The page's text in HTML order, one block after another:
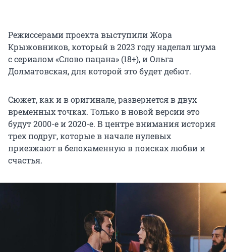
Режиссерами проекта выступили Жора
Крыжовников, который в 2023 году наделал шума
с сериалом «Слово пацана» (18+), и Ольга
Долматовская, для которой это будет дебют.
Сюжет, как и в оригинале, развернется в двух
временных точках. Только в новой версии это
будут 2000-е и 2020-е. В центре внимания история
трех подруг, которые в начале нулевых
приезжают в белокаменную в поисках любви и
счастья.